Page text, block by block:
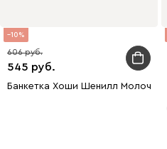
10
545
606
Банкетка Хоши Шенилл Молочный